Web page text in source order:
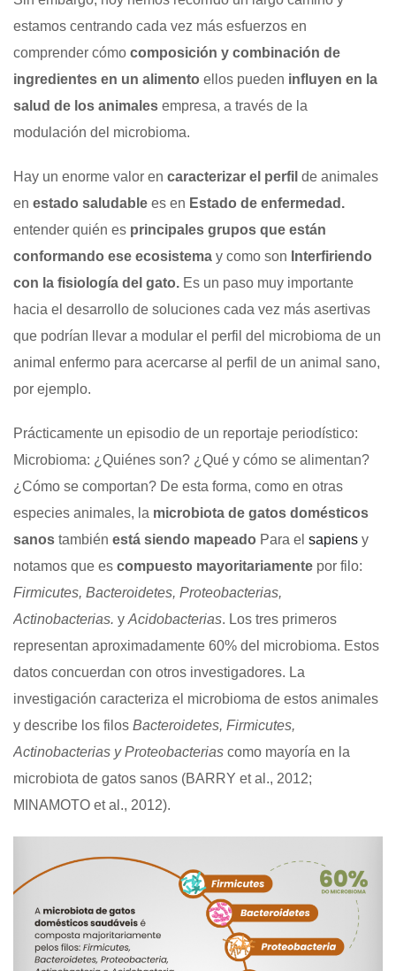
estamos centrando cada vez más esfuerzos en
comprender cómo composición y combinación de
ingredientes en un alimento ellos pueden influyen en la
salud de los animales empresa, a través de la
modulación del microbioma.
Hay un enorme valor en caracterizar el perfil de animales
en estado saludable es en Estado de enfermedad.
entender quién es principales grupos que están
conformando ese ecosistema y como son Interfiriendo
con la fisiología del gato. Es un paso muy importante
hacia el desarrollo de soluciones cada vez más asertivas
que podrían llevar a modular el perfil del microbioma de un
animal enfermo para acercarse al perfil de un animal sano,
por ejemplo.
Prácticamente un episodio de un reportaje periodístico:
Microbioma: ¿Quiénes son? ¿Qué y cómo se alimentan?
¿Cómo se comportan? De esta forma, como en otras
especies animales, la microbiota de gatos domésticos
sanos también está siendo mapeado Para el sapiens y
notamos que es compuesto mayoritariamente por filo:
Firmicutes, Bacteroidetes, Proteobacterias,
Actinobacterias. y Acidobacterias. Los tres primeros
representan aproximadamente 60% del microbioma. Estos
datos concuerdan con otros investigadores. La
investigación caracteriza el microbioma de estos animales
y describe los filos Bacteroidetes, Firmicutes,
Actinobacterias y Proteobacterias como mayoría en la
microbiota de gatos sanos (BARRY et al., 2012;
MINAMOTO et al., 2012).